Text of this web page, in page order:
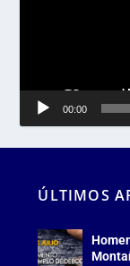
00:00
ÚLTIMOS